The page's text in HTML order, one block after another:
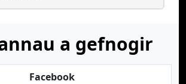
a gefnogir
Facebook